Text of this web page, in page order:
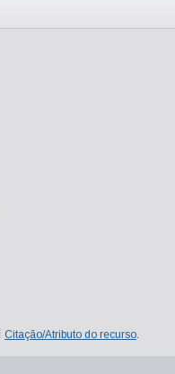
Citação/Atributo do recurso.